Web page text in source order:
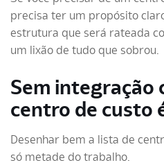
precisa ter um propósito
estrutura que será rateada
um lixão de tudo que sobrou.
Sem integração
centro de custo
Desenhar bem a lista de
só metade do trabalho.